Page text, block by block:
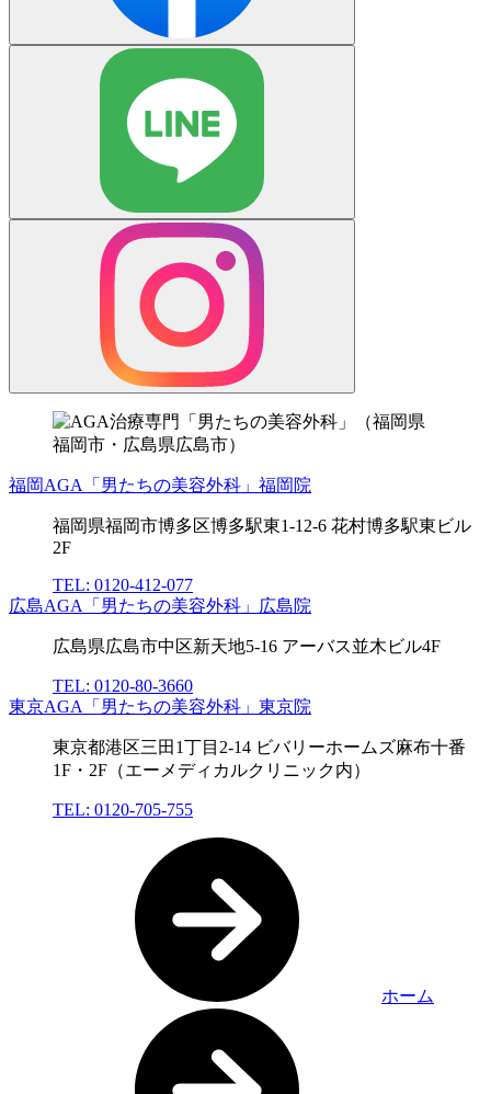
福岡AGA「男たちの美容外科」福岡院
福岡県福岡市博多区博多駅東1-12-6 花村博多駅東ビル
2F
TEL: 0120-412-077
広島AGA「男たちの美容外科」広島院
広島県広島市中区新天地5-16 アーバス並木ビル4F
TEL: 0120-80-3660
東京AGA「男たちの美容外科」東京院
東京都港区三田1丁目2-14 ビバリーホームズ麻布十番
1F・2F（エーメディカルクリニック内）
TEL: 0120-705-755
ホーム